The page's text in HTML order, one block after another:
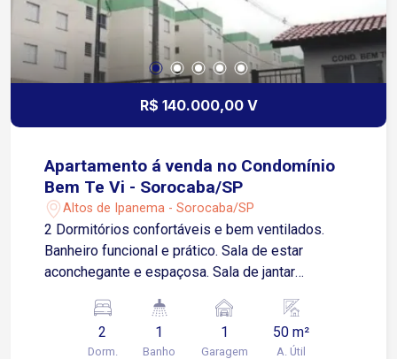
cercado por comércio, serviços e áreas de lazer
no bairro Jardim das Magnólias . Agende sua
visita !!!
R$ 140.000,00 V
Apartamento á venda no Condomínio
Bem Te Vi - Sorocaba/SP
Altos de Ipanema - Sorocaba/SP
2 Dormitórios confortáveis e bem ventilados.
Banheiro funcional e prático. Sala de estar
aconchegante e espaçosa. Sala de jantar
Cozinha bem distribuída e funcional. Lavanderia
separada e arejada. Garagem descoberta para 1
2
Dorm.
1
Banho
1
Garagem
50 m²
A. Útil